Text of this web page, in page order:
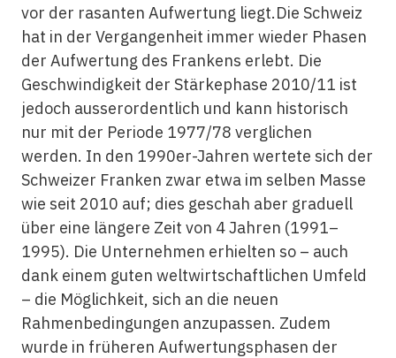
vor der rasanten Aufwertung liegt.Die Schweiz
hat in der Vergangenheit immer wieder Phasen
der Aufwertung des Frankens erlebt. Die
Geschwindigkeit der Stärkephase 2010/11 ist
jedoch ausserordentlich und kann historisch
nur mit der Periode 1977/78 verglichen
werden. In den 1990er-Jahren wertete sich der
Schweizer Franken zwar etwa im selben Masse
wie seit 2010 auf; dies geschah aber graduell
über eine längere Zeit von 4 Jahren (1991–
1995). Die Unternehmen erhielten so – auch
dank einem guten weltwirtschaftlichen Umfeld
– die Möglichkeit, sich an die neuen
Rahmenbedingungen anzupassen. Zudem
wurde in früheren Aufwertungsphasen der